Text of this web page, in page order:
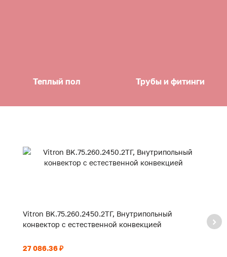
Теплый пол Трубы и фитинги
Vitron BK.75.260.2450.2ТГ, Внутрипольный
конвектор с естественной конвекцией
27 086.36 ₽